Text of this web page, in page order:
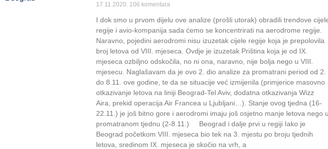
17.11.2020. 106 komentara
I dok smo u prvom dijelu ove analize (prošli utorak) obradili trendove
regije i avio-kompanija sada ćemo se koncentrirati na aerodrome regije.
Naravno, pojedini aerodromi nisu izuzetak cijele regije koja je prepolovila
broj letova od VIII. mjeseca. Ovdje je izuzetak Priština koja je od IX.
mjeseca ozbiljno odskočila, no ni ona, naravno, nije bolja nego u VIII.
mjesecu. Naglašavam da je ovo 2. dio analize za promatrani period od 2.
do 8.11. ove godine, te da se situacije već izmijenila (primjerice masovno
otkazivanje letova na liniji Beograd-Tel Aviv, dodatna otkazivanja Wizz
Aira, prekid operacija Air Francea u Ljubljani…). Stanje ovog tjedna (16-
22.11.) je još bitno gore i aerodromi imaju još osjetno manje letova nego u
promatranom tjednu (2-8.11.) Beograd i dalje prvi u regiji Iako je
Beograd početkom VIII. mjeseca bio tek na 3. mjestu po broju tjednih
letova, sredinom IX. mjeseca je skočio na vrh, a